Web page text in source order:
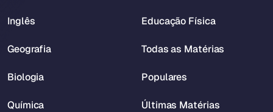
Inglês
Geografia
Biologia
Química
Educação Física
Todas as Matérias
Populares
Últimas Matérias